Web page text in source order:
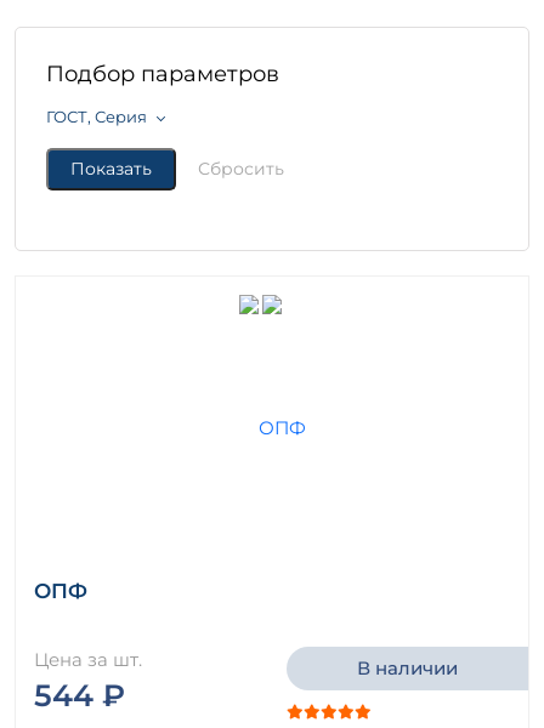
Подбор параметров
ГОСТ, Серия
ОПФ
Цена за шт.
544 ₽
В наличии